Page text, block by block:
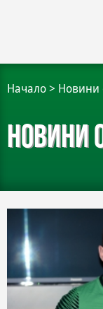
Начало > Новини
Новини